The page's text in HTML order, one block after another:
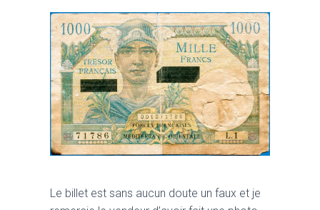
Le billet est sans aucun doute un faux et je